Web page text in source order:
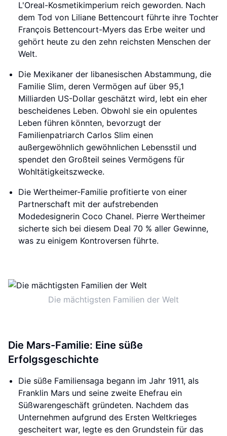
L'Oreal-Kosmetikimperium reich geworden. Nach
dem Tod von Liliane Bettencourt führte ihre Tochter
François Bettencourt-Myers das Erbe weiter und
gehört heute zu den zehn reichsten Menschen der
Welt.
Die Mexikaner der libanesischen Abstammung, die
Familie Slim, deren Vermögen auf über 95,1
Milliarden US-Dollar geschätzt wird, lebt ein eher
bescheidenes Leben. Obwohl sie ein opulentes
Leben führen könnten, bevorzugt der
Familienpatriarch Carlos Slim einen
außergewöhnlich gewöhnlichen Lebensstil und
spendet den Großteil seines Vermögens für
Wohltätigkeitszwecke.
Die Wertheimer-Familie profitierte von einer
Partnerschaft mit der aufstrebenden
Modedesignerin Coco Chanel. Pierre Wertheimer
sicherte sich bei diesem Deal 70 % aller Gewinne,
was zu einigem Kontroversen führte.
Die mächtigsten Familien der Welt
Die Mars-Familie: Eine süße
Erfolgsgeschichte
Die süße Familiensaga begann im Jahr 1911, als
Franklin Mars und seine zweite Ehefrau ein
Süßwarengeschäft gründeten. Nachdem das
Unternehmen aufgrund des Ersten Weltkrieges
gescheitert war, legte es den Grundstein für das